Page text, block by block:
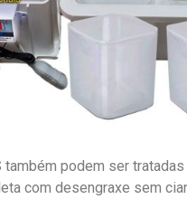
também podem ser
com desengraxe sem